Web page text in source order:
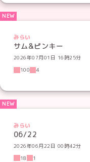
みらい
サム&ピンキー
2026年07月01日 16時25分
100
4
みらい
06/22
2026年06月22日 00時42分
18
1